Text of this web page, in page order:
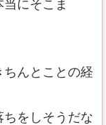
にそこま
ちんとことの経
をしそうだな